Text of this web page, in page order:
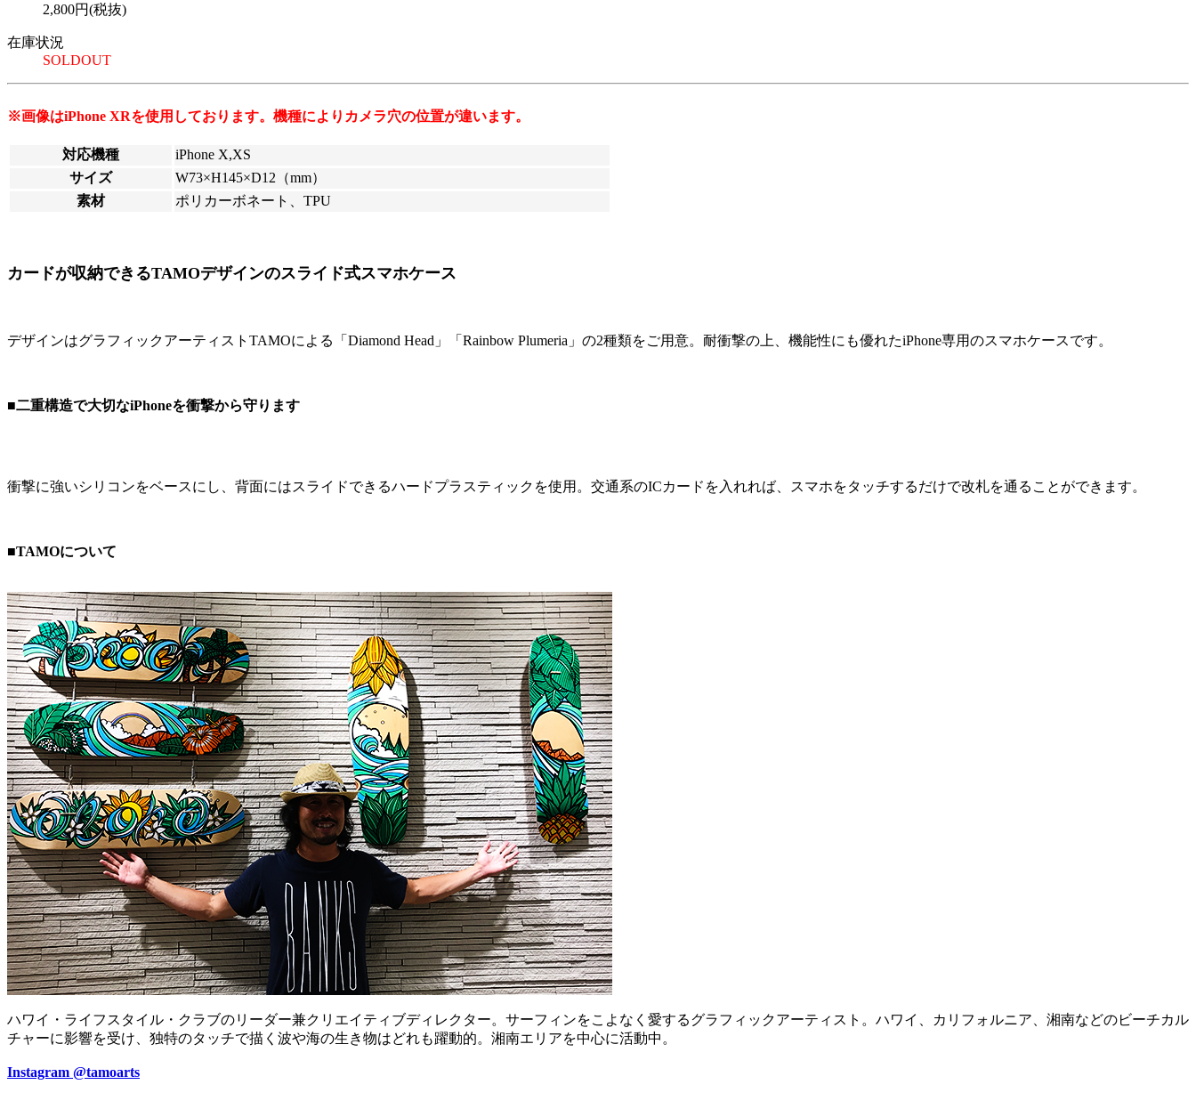
2,800円(税抜)
在庫状況
SOLDOUT
※画像はiPhone XRを使用しております。機種によりカメラ穴の位置が違います。
対応機種
iPhone X,XS
サイズ
W73×H145×D12（mm）
素材
ポリカーボネート、TPU
カードが収納できるTAMOデザインのスライド式スマホケース
デザインはグラフィックアーティストTAMOによる「Diamond Head」「Rainbow Plumeria」の2種類をご用意。耐衝撃の上、機能性にも優れたiPhone専用のスマホケースです。
■二重構造で大切なiPhoneを衝撃から守ります
衝撃に強いシリコンをベースにし、背面にはスライドできるハードプラスティックを使用。交通系のICカードを入れれば、スマホをタッチするだけで改札を通ることができます。
■TAMOについて
ハワイ・ライフスタイル・クラブのリーダー兼クリエイティブディレクター。サーフィンをこよなく愛するグラフィックアーティスト。ハワイ、カリフォルニア、湘南などのビーチカル
チャーに影響を受け、独特のタッチで描く波や海の生き物はどれも躍動的。湘南エリアを中心に活動中。
Instagram @tamoarts